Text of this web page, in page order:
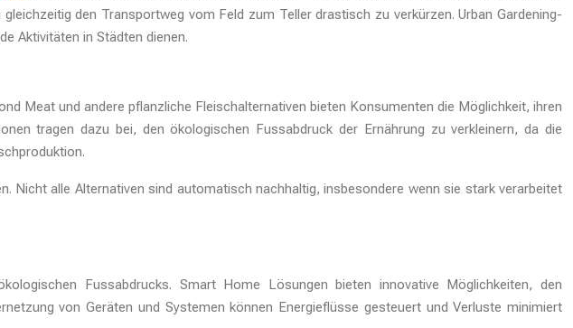
den Transportweg vom Feld zum Teller drastisch zu verkürzen. Urban Gardening-
Aktivitäten in Städten dienen.
Meat und andere pflanzliche Fleischalternativen bieten Konsumenten die Möglichkeit, ihren
tragen dazu bei, den ökologischen Fussabdruck der Ernährung zu verkleinern, da die
Nicht alle Alternativen sind automatisch nachhaltig, insbesondere wenn sie stark verarbeitet
Fussabdrucks. Smart Home Lösungen bieten innovative Möglichkeiten, den
von Geräten und Systemen können Energieflüsse gesteuert und Verluste minimiert